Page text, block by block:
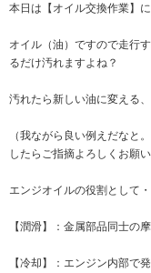
本日は【オイル交換作業】
オイル（油）ですので走行
るだけ汚れますよね？
汚れたら新しい油に変える
（我ながら良い例えだなと
したらご指摘よろしくお願い
エンジオイルの役割として・
【潤滑】：金属部品同士の
【冷却】： エンジン内部で